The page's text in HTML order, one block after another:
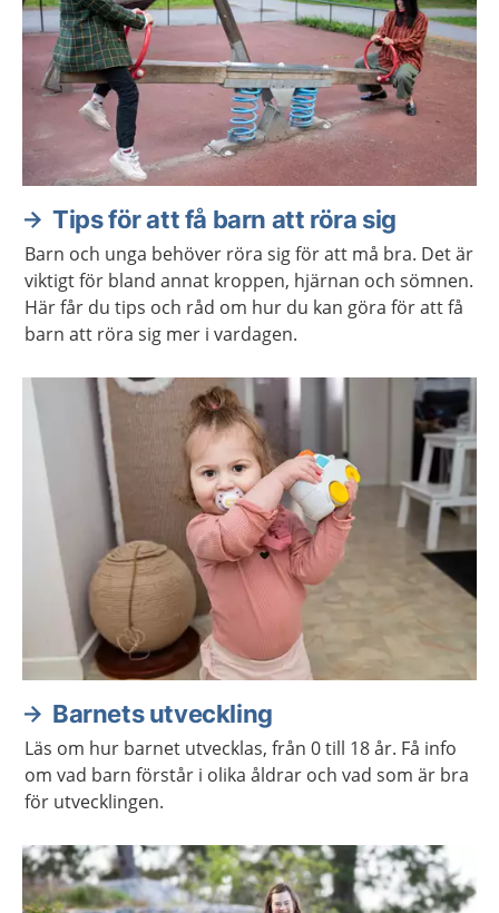
Tips för att få barn att röra sig
Barn och unga behöver röra sig för att må bra. Det är
viktigt för bland annat kroppen, hjärnan och sömnen.
Här får du tips och råd om hur du kan göra för att få
barn att röra sig mer i vardagen.
Barnets utveckling
Läs om hur barnet utvecklas, från 0 till 18 år. Få info
om vad barn förstår i olika åldrar och vad som är bra
för utvecklingen.